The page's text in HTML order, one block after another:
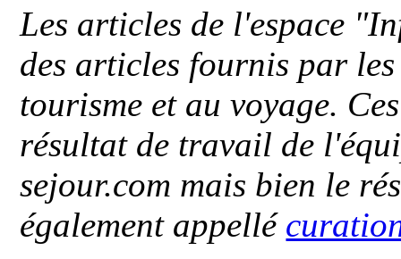
Les articles de l'espace
des articles fournis par
tourisme et au voyage.
résultat de travail de
sejour.com mais bien le
également appellé